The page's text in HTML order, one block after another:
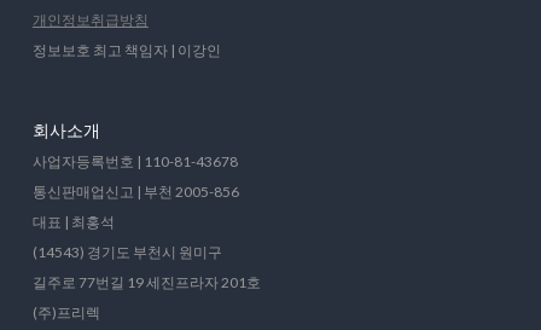
개인정보취급방침
정보보호 최고 책임자 | 이강인
회사소개
사업자등록번호 | 110-81-43678
통신판매업신고 | 부천 2005-856
대표 | 최홍석
(14543) 경기도 부천시 원미구
길주로 77번길 19 세진프라자 201호
(주)프리렉